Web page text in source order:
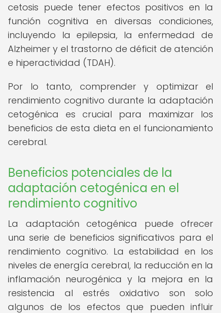
cetosis puede tener efectos positivos en la
función cognitiva en diversas condiciones,
incluyendo la epilepsia, la enfermedad de
Alzheimer y el trastorno de déficit de atención
e hiperactividad (TDAH).
Por lo tanto, comprender y optimizar el
rendimiento cognitivo durante la adaptación
cetogénica es crucial para maximizar los
beneficios de esta dieta en el funcionamiento
cerebral.
Beneficios potenciales de la
adaptación cetogénica en el
rendimiento cognitivo
La adaptación cetogénica puede ofrecer
una serie de beneficios significativos para el
rendimiento cognitivo. La estabilidad en los
niveles de energía cerebral, la reducción en la
inflamación neurogénica y la mejora en la
resistencia al estrés oxidativo son solo
algunos de los efectos que pueden influir